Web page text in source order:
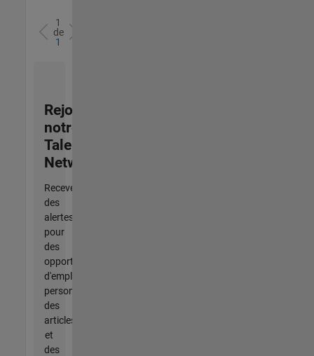
1
de
1
Rejoignez
notre
Talent
Network
Recevez
des
alertes
pour
des
opportunités
d'emploi
personnalisées,
des
articles
et
des